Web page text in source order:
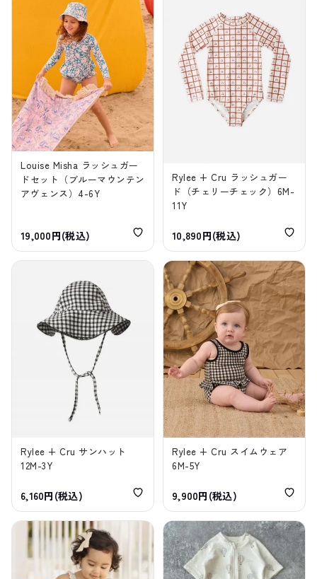
Louise Misha ラッシュガー
ドセット（ブルーマウンテン
アヴェンス）4-6Y
19,000円(税込)
Rylee + Cru ラッシュガー
ド（チェリーチェック）6M-
11Y
10,890円(税込)
Rylee + Cru サンハット
12M-3Y
6,160円(税込)
Rylee + Cru スイムウェア
6M-5Y
9,900円(税込)